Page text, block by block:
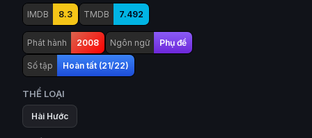
IMDB 8.3 TMDB 7.492
Phát hành 2008 Ngôn ngữ Phụ đề
Số tập Hoàn tất (21/22)
THỂ LOẠI
Hài Hước